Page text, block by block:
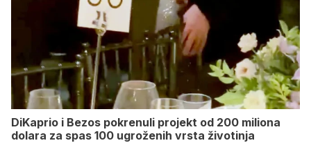
DiKaprio i Bezos pokrenuli projekt od 200 miliona
dolara za spas 100 ugroženih vrsta životinja